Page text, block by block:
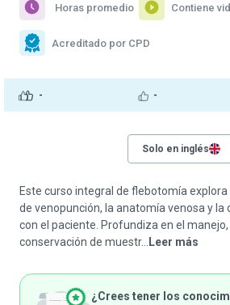
- -
Horas promedio Contiene
Acreditado por CPD
Solo en inglés
Este curso integral de flebotomía
de venopunción, la anatomía venosa y
con el paciente. Profundiza en el
conservación de muestr...
Leer más
¿Crees tener los